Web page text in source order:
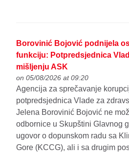
Borovinić Bojović podnijela
funkciju: Potpredsjednica
mišljenju ASK
on 05/08/2026 at 09:20
Agencija za sprečavanje
potpredsjednica Vlade za
Jelena Borovinić Bojović ne
odbornice u Skupštini Glavnog
ugovor o dopunskom radu sa
Gore (KCCG), ali i sa drugim